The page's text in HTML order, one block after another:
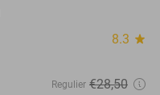
8.3 star
Regulier €28,50